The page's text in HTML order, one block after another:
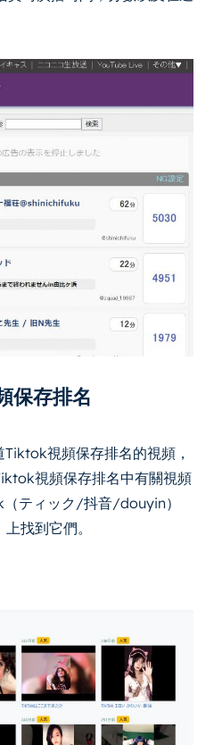
保存排名
視頻保存排名的視頻，
視頻保存排名中有關視頻
ティック/抖音/douyin）
找到它們。